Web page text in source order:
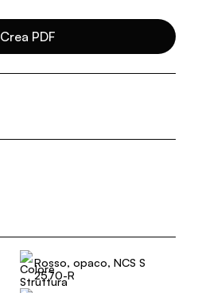
Crea PDF
Rosso, opaco, NCS S
2570-R